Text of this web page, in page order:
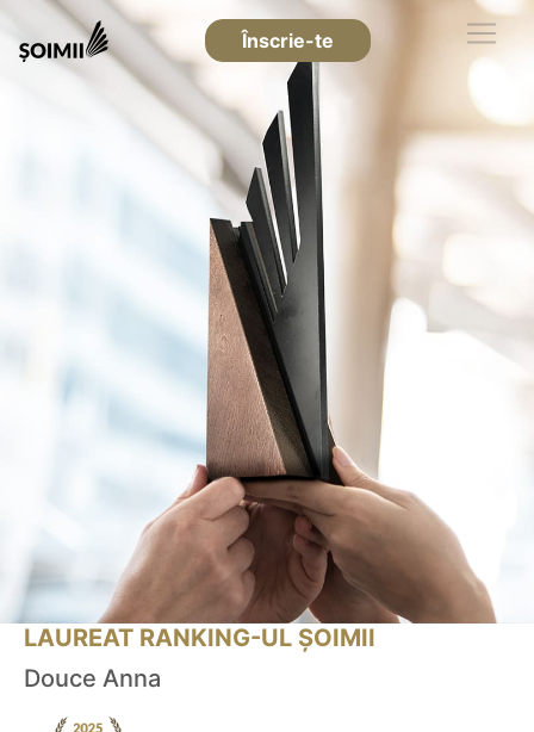
Înscrie-te
LAUREAT RANKING-UL ȘOIMII
Douce Anna